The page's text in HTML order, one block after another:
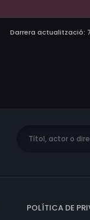
Darrera actualització:
POLÍTICA DE